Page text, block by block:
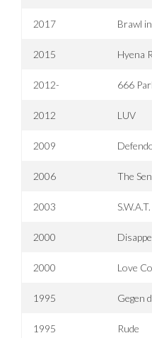
2017 Brawl
2015 Hyena
2012- 666
2012 LUV
2009
2006 The
2003
2000
2000 Love
1995 Gegen
1995 Rude